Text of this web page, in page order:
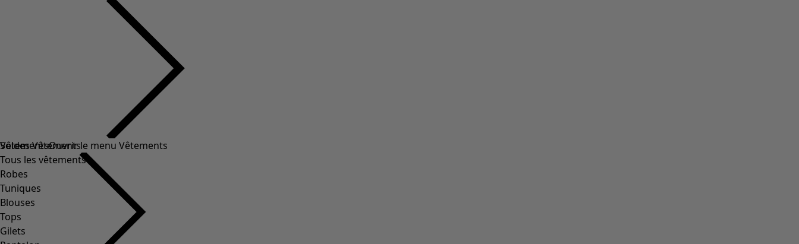
Soldes Vêtements
Tous les vêtements
Robes
Tuniques
Blouses
Tops
Gilets
VêtementsOuvrir le menu Vêtements